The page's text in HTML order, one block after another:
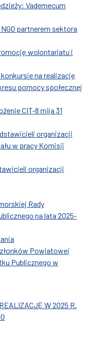
Vademecum
partnerem sektora
wolontariatu i
na realizację
pomocy społecznej
CIT-8 mija 31
organizacji
w pracy Komisji
organizacji
Rady
na lata 2025-
Powiatowej
Publicznego w
W 2025 R.